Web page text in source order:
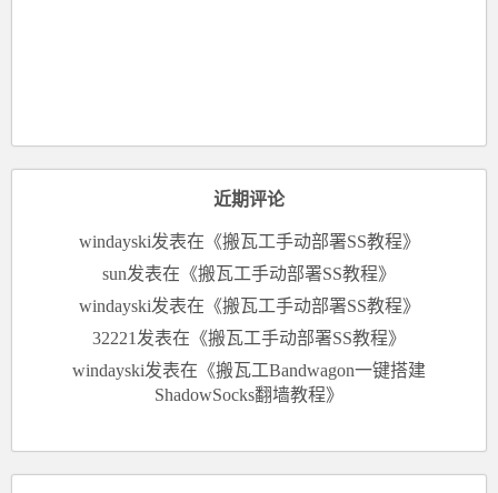
近期评论
windayski发表在《搬瓦工手动部署SS教程》
sun发表在《搬瓦工手动部署SS教程》
windayski发表在《搬瓦工手动部署SS教程》
32221 发表在《搬瓦工手动部署SS教程》
windayski发表在《搬瓦工Bandwagon一键搭建
ShadowSocks翻墙教程》